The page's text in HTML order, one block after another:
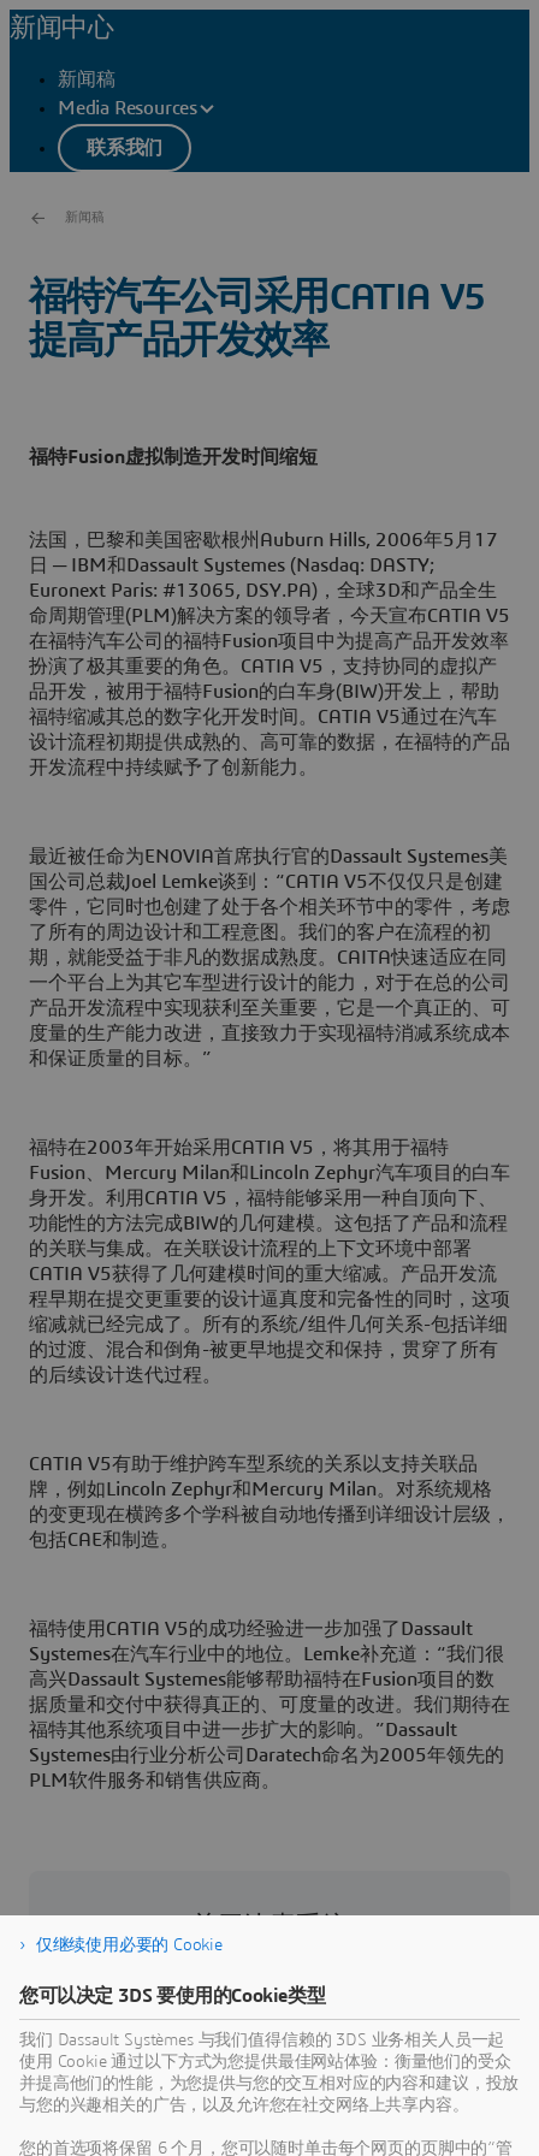
新闻中心
新闻稿
Media Resources
联系我们
新闻稿
福特汽车公司采用CATIA V5
提高产品开发效率
福特Fusion虚拟制造开发时间缩短
法国，巴黎和美国密歇根州Auburn Hills, 2006年5月17
日 ─ IBM和Dassault Systemes (Nasdaq: DASTY;
Euronext Paris: #13065, DSY.PA)，全球3D和产品全生
命周期管理(PLM)解决方案的领导者，今天宣布CATIA V5
在福特汽车公司的福特Fusion项目中为提高产品开发效率
扮演了极其重要的角色。CATIA V5，支持协同的虚拟产
品开发，被用于福特Fusion的白车身(BIW)开发上，帮助
福特缩减其总的数字化开发时间。CATIA V5通过在汽车
设计流程初期提供成熟的、高可靠的数据，在福特的产品
开发流程中持续赋予了创新能力。
最近被任命为ENOVIA首席执行官的Dassault Systemes美
国公司总裁Joel Lemke谈到：“CATIA V5不仅仅只是创建
零件，它同时也创建了处于各个相关环节中的零件，考虑
了所有的周边设计和工程意图。我们的客户在流程的初
期，就能受益于非凡的数据成熟度。CAITA快速适应在同
一个平台上为其它车型进行设计的能力，对于在总的公司
产品开发流程中实现获利至关重要，它是一个真正的、可
度量的生产能力改进，直接致力于实现福特消减系统成本
和保证质量的目标。”
福特在2003年开始采用CATIA V5，将其用于福特
Fusion、Mercury Milan和Lincoln Zephyr汽车项目的白车
身开发。利用CATIA V5，福特能够采用一种自顶向下、
功能性的方法完成BIW的几何建模。这包括了产品和流程
的关联与集成。在关联设计流程的上下文环境中部署
CATIA V5获得了几何建模时间的重大缩减。产品开发流
程早期在提交更重要的设计逼真度和完备性的同时，这项
缩减就已经完成了。所有的系统/组件几何关系-包括详细
的过渡、混合和倒角-被更早地提交和保持，贯穿了所有
的后续设计迭代过程。
CATIA V5有助于维护跨车型系统的关系以支持关联品
牌，例如Lincoln Zephyr和Mercury Milan。对系统规格
的变更现在横跨多个学科被自动地传播到详细设计层级，
包括CAE和制造。
福特使用CATIA V5的成功经验进一步加强了Dassault
Systemes在汽车行业中的地位。Lemke补充道：“我们很
高兴Dassault Systemes能够帮助福特在Fusion项目的数
据质量和交付中获得真正的、可度量的改进。我们期待在
福特其他系统项目中进一步扩大的影响。”Dassault
Systemes由行业分析公司Daratech命名为2005年领先的
PLM软件服务和销售供应商。
们提供一个协作式虚拟环境，用于构想可持续创
新。客户利用我们的3DEXPERIENCE 平台和应用
程序创建现实世界的虚拟孪生体验，借此重新定
义其产品和服务的创建、生产和生命周期管理流
续。体验经济之美在于以人为本，惠及所有消费
仅继续使用必要的 Cookie
您可以决定 3DS 要使用的Cookie类型
我们 Dassault Systèmes 与我们值得信赖的 3DS 业务相关人员一起
使用 Cookie 通过以下方式为您提供最佳网站体验：衡量他们的受众
并提高他们的性能，为您提供与您的交互相对应的内容和建议，投放
与您的兴趣相关的广告，以及允许您在社交网络上共享内容。
您的首选项将保留 6 个月，您可以随时单击每个网页的页脚中的“管